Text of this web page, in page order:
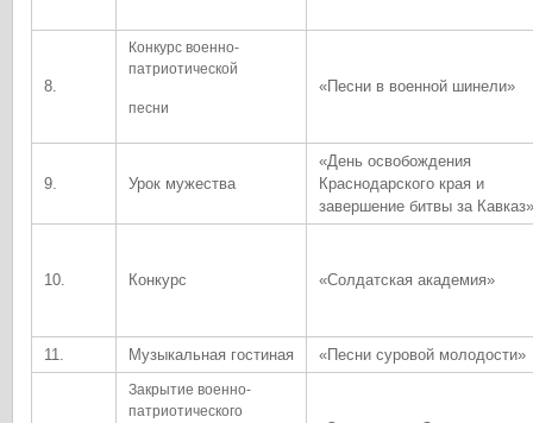
8.
Конкурс военно-
патриотической
песни
«Песни в военной шинели»
9. Урок мужества
«День освобождения
Краснодарского края и
завершение битвы за Кавказ»
10. Конкурс «Солдатская академия»
11. Музыкальная гостиная «Песни суровой молодости»
Закрытие военно-
патриотического